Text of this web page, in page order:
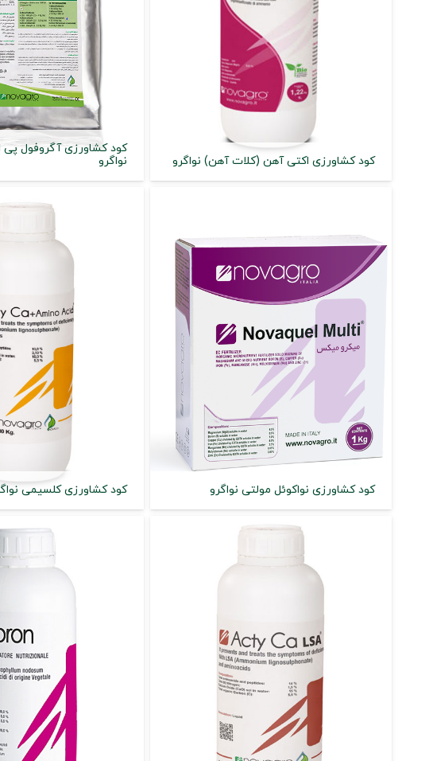
کود کشاورزی اکتی آهن (کلات آهن) نواگرو
نواگرو
کود کشاورزی نواکوئل مولتی نواگرو کود کشاورزی کلسیمی